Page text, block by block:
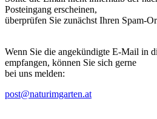
Posteingang erscheinen,
überprüfen Sie zunächst Ihren Spam-
Wenn Sie die angekündigte E-Mail in
empfangen, können Sie sich gerne
bei uns melden:
post@naturimgarten.at